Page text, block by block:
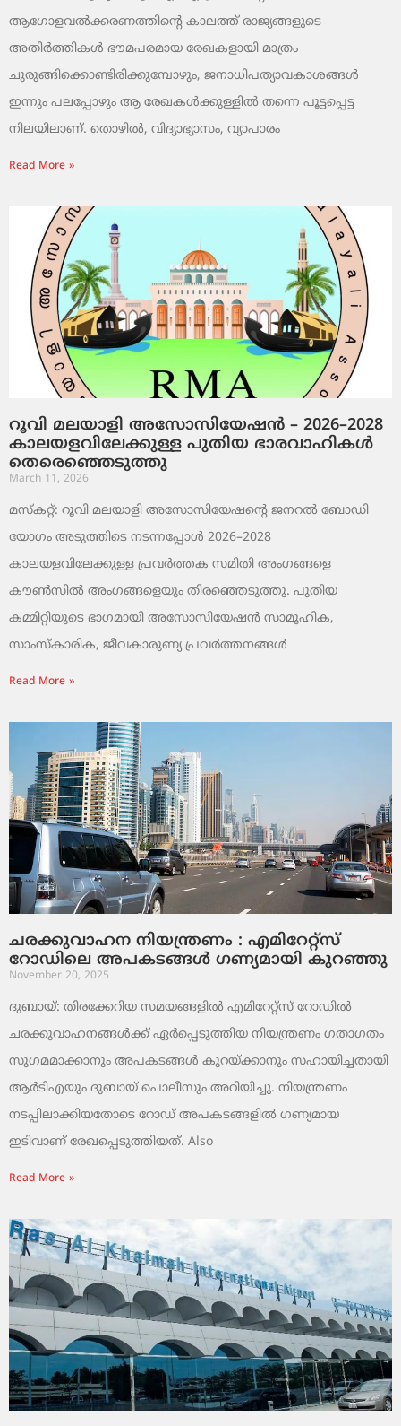
ആഗോളവൽക്കരണത്തിന്റെ കാലത്ത് രാജ്യങ്ങളുടെ
അതിർത്തികൾ ഭൗമപരമായ രേഖകളായി മാത്രം
ചുരുങ്ങിക്കൊണ്ടിരിക്കുമ്പോഴും, ജനാധിപത്യാവകാശങ്ങൾ
ഇന്നും പലപ്പോഴും ആ രേഖകൾക്കുള്ളിൽ തന്നെ പൂട്ടപ്പെട്ട
നിലയിലാണ്. തൊഴിൽ, വിദ്യാഭ്യാസം, വ്യാപാരം
Read More »
റൂവി മലയാളി അസോസിയേഷൻ – 2026–2028
കാലയളവിലേക്കുള്ള പുതിയ ഭാരവാഹികൾ
തെരെഞ്ഞെടുത്തു
March 11, 2026
മസ്കറ്റ്: റൂവി മലയാളി അസോസിയേഷന്റെ ജനറൽ ബോഡി
യോഗം അടുത്തിടെ നടന്നപ്പോൾ 2026–2028
കാലയളവിലേക്കുള്ള പ്രവർത്തക സമിതി അംഗങ്ങളെ
കൗൺസിൽ അംഗങ്ങളെയും തിരഞ്ഞെടുത്തു. പുതിയ
കമ്മിറ്റിയുടെ ഭാഗമായി അസോസിയേഷൻ സാമൂഹിക,
സാംസ്‌കാരിക, ജീവകാരുണ്യ പ്രവർത്തനങ്ങൾ
Read More »
ചരക്കുവാഹന നിയന്ത്രണം : എമിറേറ്റ്സ്
റോഡിലെ അപകടങ്ങൾ ഗണ്യമായി കുറഞ്ഞു
November 20, 2025
ദുബായ്: തിരക്കേറിയ സമയങ്ങളിൽ എമിറേറ്റ്സ് റോഡിൽ
ചരക്കുവാഹനങ്ങൾക്ക് ഏർപ്പെടുത്തിയ നിയന്ത്രണം ഗതാഗതം
സുഗമമാക്കാനും അപകടങ്ങൾ കുറയ്ക്കാനും സഹായിച്ചതായി
ആർടിഎയും ദുബായ് പൊലീസും അറിയിച്ചു. നിയന്ത്രണം
നടപ്പിലാക്കിയതോടെ റോഡ് അപകടങ്ങളിൽ ഗണ്യമായ
ഇടിവാണ് രേഖപ്പെടുത്തിയത്. Also
Read More »